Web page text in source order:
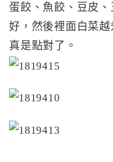
蛋餃、魚餃、豆皮
好，然後裡面白菜
真是點對了。